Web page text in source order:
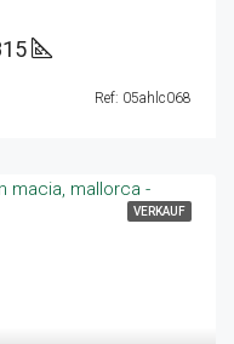
Ref: 05ahlc068
VERKAUF